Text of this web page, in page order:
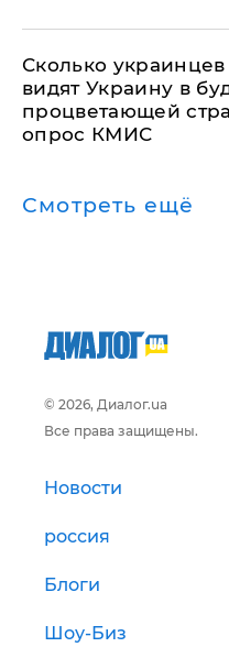
Сколько
видят Украину в
процветающей
опрос КМИС
Смотреть ещё
© 2026, Диалог.ua
Все права защищены.
Новости
россия
Блоги
Шоу-Биз